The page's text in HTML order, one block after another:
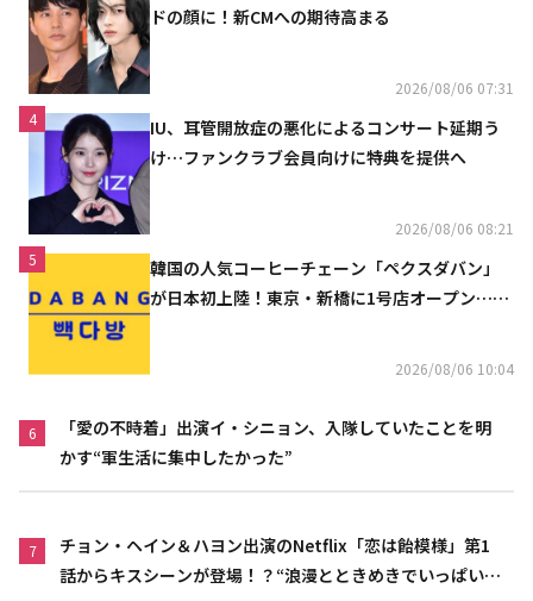
ドの顔に！新CMへの期待高まる
2026/08/06 07:31
4
IU、耳管開放症の悪化によるコンサート延期う
け…ファンクラブ会員向けに特典を提供へ
2026/08/06 08:21
5
韓国の人気コーヒーチェーン「ペクスダバン」
が日本初上陸！東京・新橋に1号店オープン…海
2026/08/06 10:04
6
「愛の不時着」出演イ・シニョン、入隊していたことを明
かす“軍生活に集中したかった”
7
チョン・ヘイン＆ハヨン出演のNetflix「恋は飴模様」第1
話からキスシーンが登場！？“浪漫とときめきでいっぱいの